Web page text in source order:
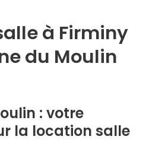
à Firminy
du Moulin
: votre
la location salle